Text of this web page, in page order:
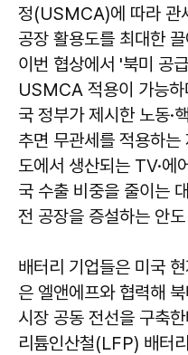
정(USMCA)에 따라 관
공장 활용도를 최대한
이번 협상에서 '북미 공
USMCA 적용이 가능
국 정부가 제시한 노동·
추면 무관세를 적용하
도에서 생산되는 TV·에
국 수출 비중을 줄이는
전 공장을 증설하는 안
배터리 기업들은 미국
은 엘앤에프와 협력해
시장 공동 전선을 구축
리튬인산철(LFP) 배터